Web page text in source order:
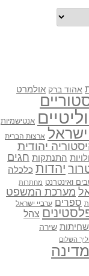
אהוד ברק אולמרט
אנטישמיות
ארצות הברית
יהודית
התנתקות חגים
יהדות כלכלה
ואינטרנט מחתרות
מערכת המשפט
ספרים ערביי ישראל
צהל
שחיתות שירה
השלום